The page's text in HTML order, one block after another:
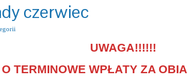
czerwiec
UWAGA!!!!!!
TERMINOWE WPŁATY ZA